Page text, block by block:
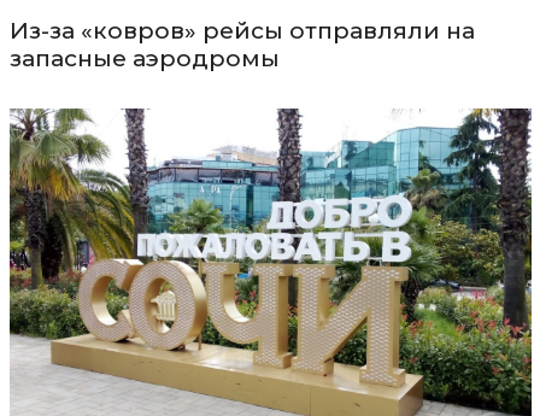
Из-за «ковров» рейсы отправляли на
запасные аэродромы